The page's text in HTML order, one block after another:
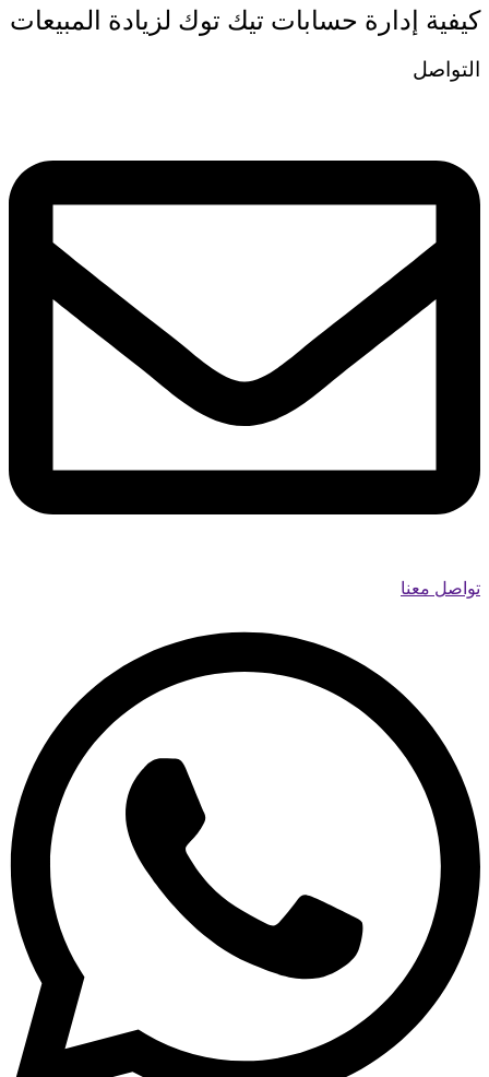
كيفية إدارة حسابات تيك توك لزيادة المبيعات
التواصل
تواصل معنا